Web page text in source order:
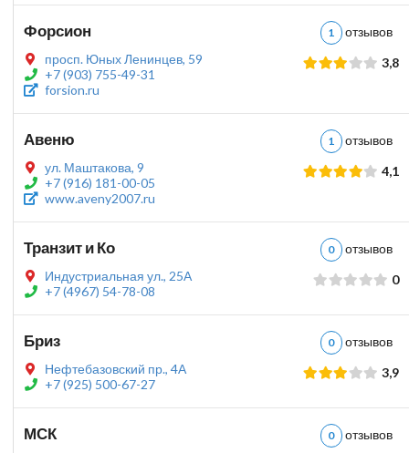
Форсион 1
просп. Юных Ленинцев, 59
+7 (903) 755-49-31
forsion.ru
3,8
Авеню 1
ул. Маштакова, 9
+7 (916) 181-00-05
www.aveny2007.ru
4,1
Транзит и Ко 0
Индустриальная ул., 25А
+7 (4967) 54-78-08
0
Бриз 0
Нефтебазовский пр., 4А
+7 (925) 500-67-27
3,9
МСК 0